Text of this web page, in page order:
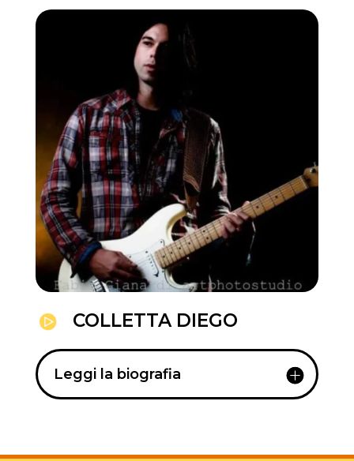
COLLETTA DIEGO
Leggi la biografia